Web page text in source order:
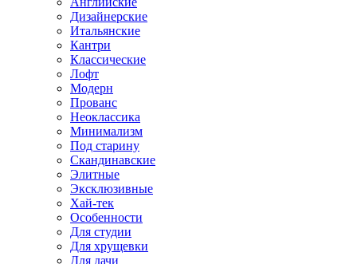
Дизайнерские
Итальянские
Кантри
Классические
Лофт
Модерн
Прованс
Неоклассика
Минимализм
Под старину
Скандинавские
Элитные
Эксклюзивные
Хай-тек
Особенности
Для студии
Для хрущевки
Для дачи